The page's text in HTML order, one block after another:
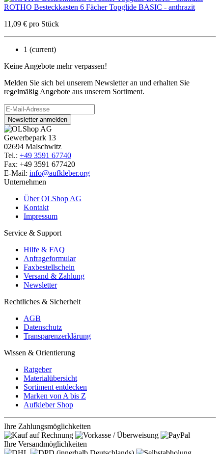
ROTHO Besteckkasten 6 Fächer Topglide BASIC - anthrazit
11,09 € pro Stück
1 (current)
Keine Angebote mehr verpassen!
Melden Sie sich bei unserem Newsletter an und erhalten Sie
regelmäßig Angebote aus unserem Sortiment.
Newsletter anmelden
Gewerbepark 13
02694 Malschwitz
Tel.: +49 3591 67740
Fax: +49 3591 677420
E-Mail: info@aufkleber.org
Unternehmen
Über OLShop AG
Kontakt
Impressum
Service & Support
Hilfe & FAQ
Anfrageformular
Faxbestellschein
Versand & Zahlung
Newsletter
Rechtliches & Sicherheit
AGB
Datenschutz
Transparenzerklärung
Wissen & Orientierung
Ratgeber
Materialübersicht
Sortiment entdecken
Marken von A bis Z
Aufkleber Shop
Ihre Zahlungsmöglichkeiten
Ihre Versandmöglichkeiten